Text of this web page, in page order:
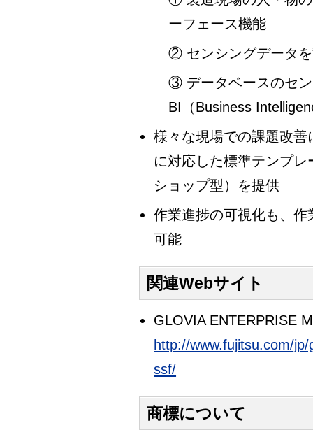
ーフェース機能
② センシングデータ
③ データベースのセ
BI（Business
様々な現場での課題改
に対応した標準テンプ
ショップ型）を提供
作業進捗の可視化も、
可能
関連Webサイト
GLOVIA ENTERPRISE
http://www.fujitsu.com/
ssf/
商標について